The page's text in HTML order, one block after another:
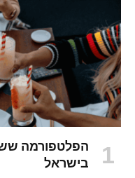
הפלטפורמה
בישראל